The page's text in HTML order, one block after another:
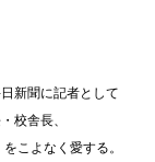
新聞に記者として
校舎長、
こよなく愛する。